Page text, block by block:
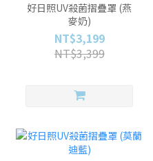
好日照UV殺菌摺疊罩 (燕
麥奶)
NT$3,199
NT$3,399